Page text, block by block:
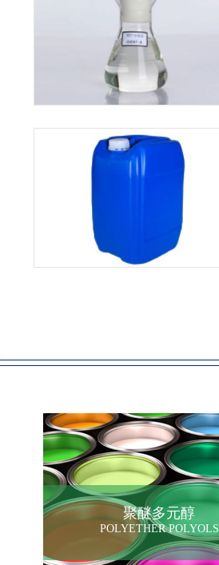
聚醚多元醇
POLYETHER POLYOLS